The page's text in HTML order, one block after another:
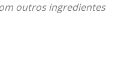
outros ingredientes